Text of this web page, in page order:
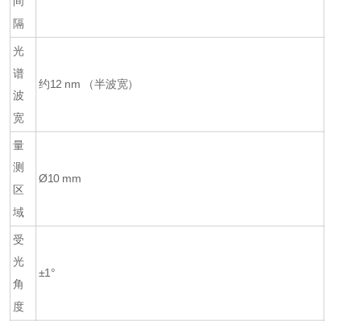
隔
光
谱
波
宽
约12 nm （半波宽）
量
测
区
域
Ø10 mm
受
光
角
度
±1°